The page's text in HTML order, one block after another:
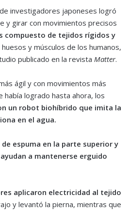
investigadores japoneses logró
y girar con movimientos precisos
compuesto de tejidos rígidos y
y músculos de los humanos,
publicado en la revista Matter.
ágil y con movimientos más
logrado hasta ahora, los
un robot biohíbrido que imita la
en el agua.
espuma en la parte superior y
a mantenerse erguido
aplicaron electricidad al tejido
y levantó la pierna, mientras que